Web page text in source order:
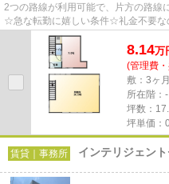
2つの路線が利用可能で、片方の路線
☆急な転勤に嬉しい条件☆礼金不要な
ぞ☆賃料10万円以下をご希望のお...
8.14万
(管理費
敷：3ヶ
所在階：-
坪数：
坪単価：
賃貸｜事務所 インテリジェン